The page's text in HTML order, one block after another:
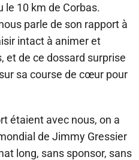
le 10 km de Corbas.
parle de son rapport à
intact à animer et
et de ce dossard surprise
sa course de cœur pour
étaient avec nous, on a
de Jimmy Gressier
long, sans sponsor, sans